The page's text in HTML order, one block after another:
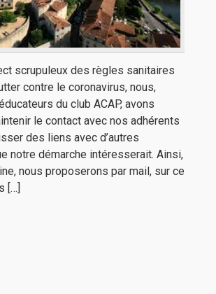
scrupuleux des règles sanitaires
contre le coronavirus, nous,
du club ACAP, avons
le contact avec nos adhérents
des liens avec d’autres
notre démarche intéresserait. Ainsi,
nous proposerons par mail, sur ce
[…]